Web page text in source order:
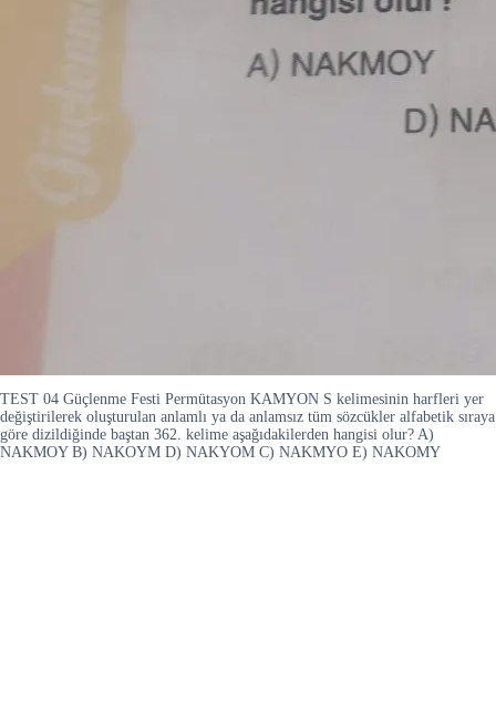
TEST 04 Güçlenme Festi Permütasyon KAMYON S kelimesinin harfleri yer
değiştirilerek oluşturulan anlamlı ya da anlamsız tüm sözcükler alfabetik sıraya
göre dizildiğinde baştan 362. kelime aşağıdakilerden hangisi olur? A)
NAKMOY B) NAKOYM D) NAKYOM C) NAKMYO E) NAKOMY